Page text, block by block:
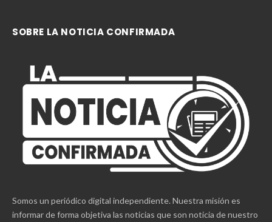
SOBRE LA NOTICIA CONFIRMADA
Somos un periódico digital independiente. Nuestra misión es
informar de forma objetiva las noticias que son noticia de nuestro